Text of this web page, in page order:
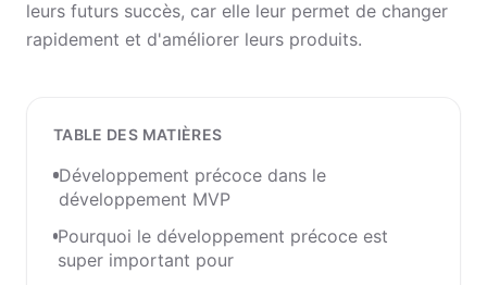
leurs futurs succès, car elle leur permet de changer
rapidement et d'améliorer leurs produits.
TABLE DES MATIÈRES
Développement précoce dans le
développement MVP
Pourquoi le développement précoce est
super important pour